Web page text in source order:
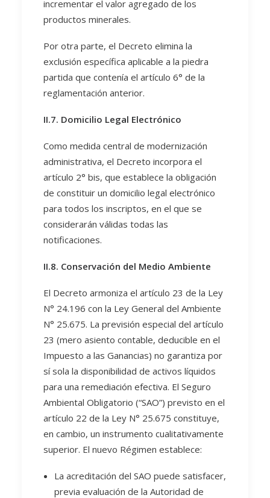
incrementar el valor agregado de los
productos minerales.
Por otra parte, el Decreto elimina la
exclusión específica aplicable a la piedra
partida que contenía el artículo 6° de la
reglamentación anterior.
II.7. Domicilio Legal Electrónico
Como medida central de modernización
administrativa, el Decreto incorpora el
artículo 2° bis, que establece la obligación
de constituir un domicilio legal electrónico
para todos los inscriptos, en el que se
considerarán válidas todas las
notificaciones.
II.8. Conservación del Medio Ambiente
El Decreto armoniza el artículo 23 de la Ley
N° 24.196 con la Ley General del Ambiente
N° 25.675. La previsión especial del artículo
23 (mero asiento contable, deducible en el
Impuesto a las Ganancias) no garantiza por
sí sola la disponibilidad de activos líquidos
para una remediación efectiva. El Seguro
Ambiental Obligatorio (“SAO”) previsto en el
artículo 22 de la Ley N° 25.675 constituye,
en cambio, un instrumento cualitativamente
superior. El nuevo Régimen establece:
La acreditación del SAO puede satisfacer,
previa evaluación de la Autoridad de